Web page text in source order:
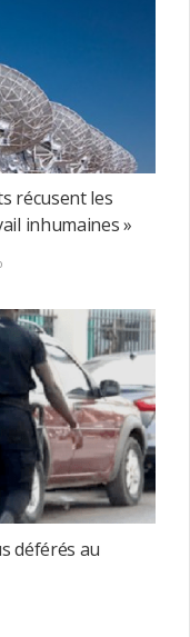
récusent les
inhumaines »
déférés au